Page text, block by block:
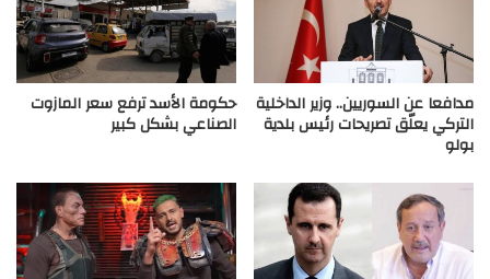
مدافعا عن السوريين.. وزير الداخلية
التركي يعلّق تصريحات رئيس بلدية
بولو
حكومة الأسد ترفع سعر المازوت
الصناعي بشكل كبير